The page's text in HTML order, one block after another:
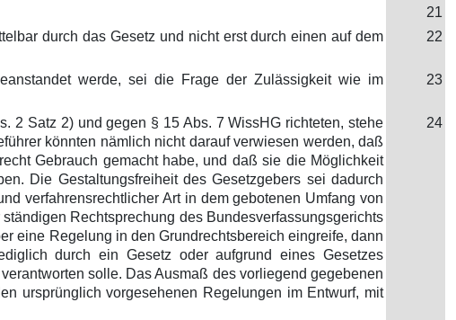
21
durch das Gesetz und nicht erst durch einen auf dem
22
werde, sei die Frage der Zulässigkeit wie im
23
2 Satz 2) und gegen § 15 Abs. 7 WissHG richteten, stehe
könnten nämlich nicht darauf verwiesen werden, daß
Gebrauch gemacht habe, und daß sie die Möglichkeit
Die Gestaltungsfreiheit des Gesetzgebers sei dadurch
verfahrensrechtlicher Art in dem gebotenen Umfang von
Rechtsprechung des Bundesverfassungsgerichts
eine Regelung in den Grundrechtsbereich eingreife, dann
durch ein Gesetz oder aufgrund eines Gesetzes
solle. Das Ausmaß des vorliegend gegebenen
ursprünglich vorgesehenen Regelungen im Entwurf, mit
24